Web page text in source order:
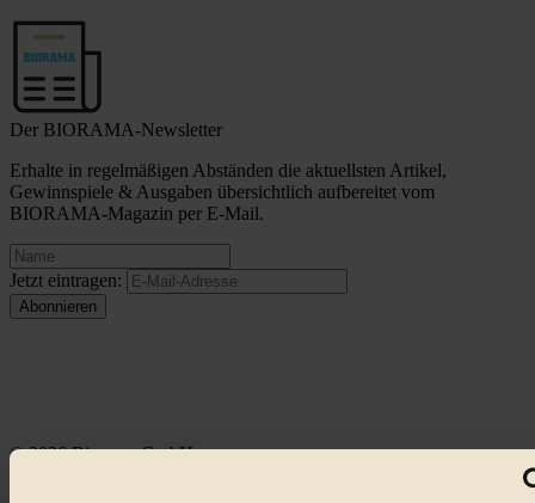
Der BIORAMA-Newsletter
Erhalte in regelmäßigen Abständen die aktuellsten Artikel,
Gewinnspiele & Ausgaben übersichtlich aufbereitet vom
BIORAMA-Magazin per E-Mail.
Jetzt eintragen:
© 2026 Biorama GmbH